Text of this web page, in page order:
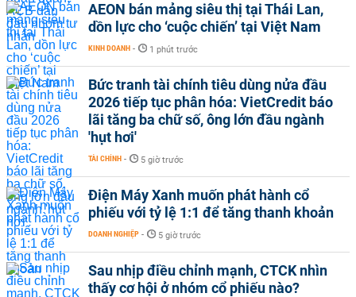
AEON bán mảng siêu thị tại Thái Lan,
dồn lực cho ‘cuộc chiến’ tại Việt Nam
KINH DOANH - 1 phút trước
Bức tranh tài chính tiêu dùng nửa đầu
2026 tiếp tục phân hóa: VietCredit báo
lãi tăng ba chữ số, ông lớn đầu ngành
'hụt hơi'
TÀI CHÍNH - 5 giờ trước
Điện Máy Xanh muốn phát hành cổ
phiếu với tỷ lệ 1:1 để tăng thanh khoản
DOANH NGHIỆP - 5 giờ trước
Sau nhịp điều chỉnh mạnh, CTCK nhìn
thấy cơ hội ở nhóm cổ phiếu nào?